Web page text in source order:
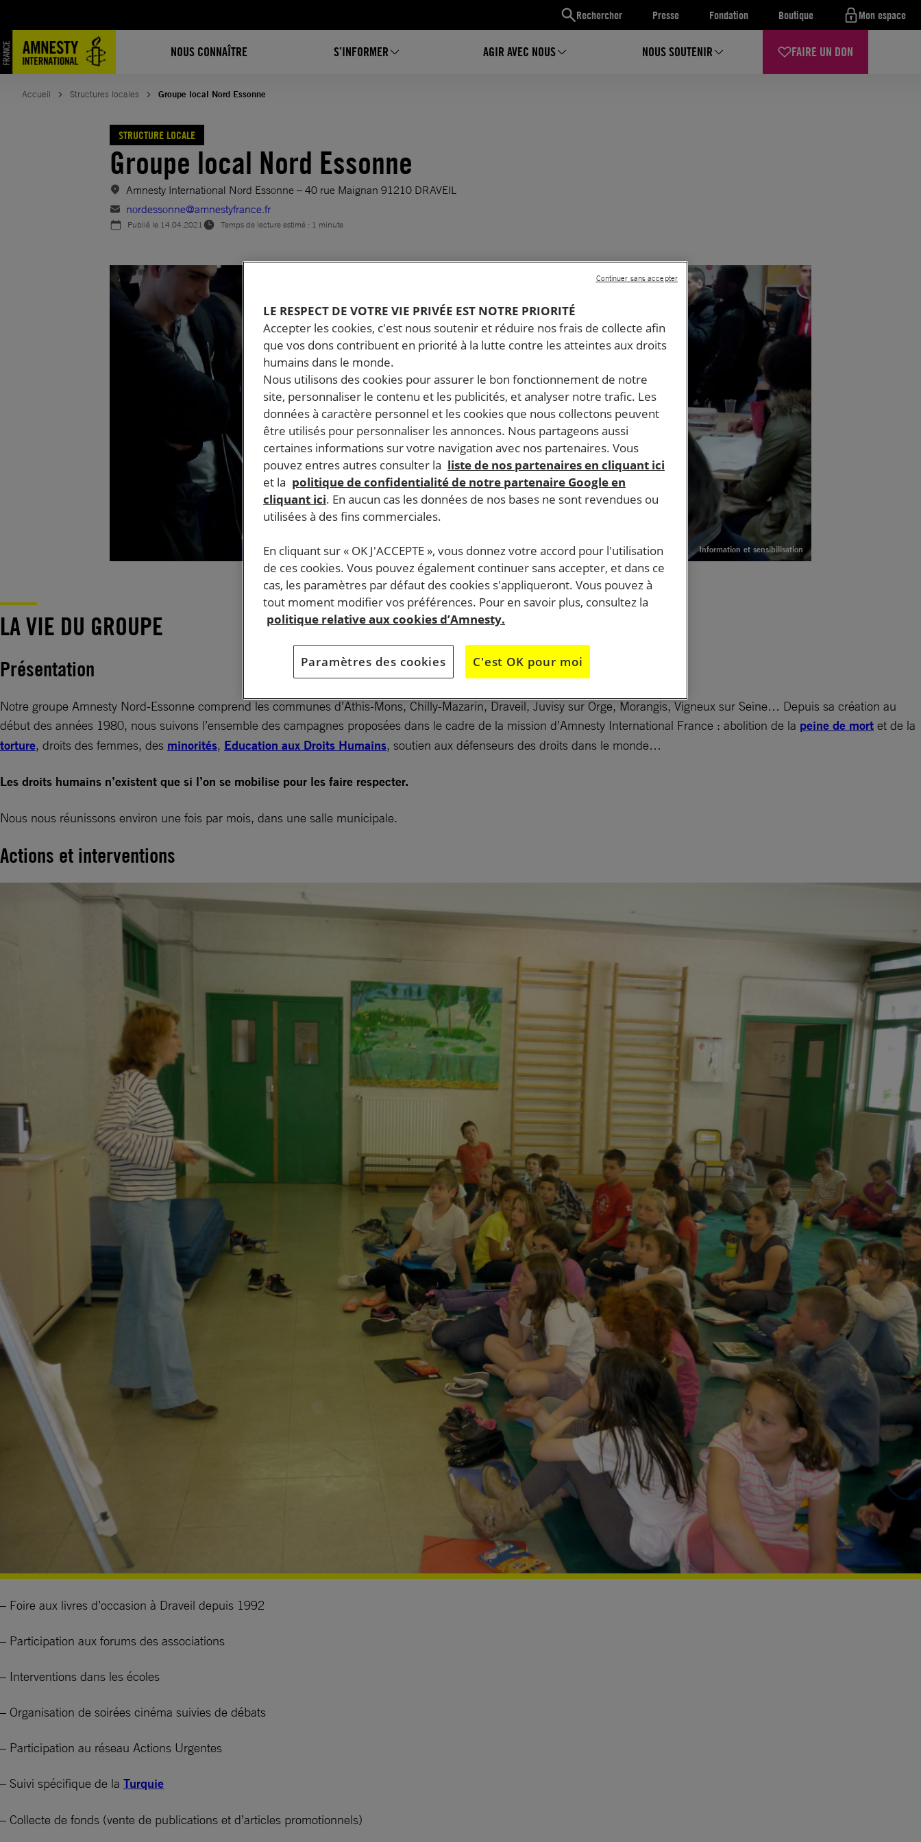
Rechercher Presse Fondation Boutique Mon espace
NOUS CONNAÎTRE S’INFORMER AGIR AVEC NOUS NOUS SOUTENIR FAIRE UN DON
contenu
Accueil Structures locales Groupe local Nord Essonne
STRUCTURE LOCALE
Groupe local Nord Essonne
Amnesty International Nord Essonne – 40 rue Maignan 91210 DRAVEIL
nordessonne@amnestyfrance.fr
Publié le 14.04.2021 Temps de lecture estimé : 1 minute
Information et sensibilisation
LA VIE DU GROUPE
Présentation
Notre groupe Amnesty Nord-Essonne comprend les communes d’Athis-Mons, Chilly-Mazarin, Draveil, Juvisy sur Orge, Morangis, Vigneux sur Seine… Depuis sa création au
début des années 1980, nous suivons l’ensemble des campagnes proposées dans le cadre de la mission d’Amnesty International France : abolition de la peine de mort et de la
torture, droits des femmes, des minorités, Education aux Droits Humains, soutien aux défenseurs des droits dans le monde…
Les droits humains n’existent que si l’on se mobilise pour les faire respecter.
Nous nous réunissons environ une fois par mois, dans une salle municipale.
Actions et interventions
– Foire aux livres d’occasion à Draveil depuis 1992
– Participation aux forums des associations
– Interventions dans les écoles
– Organisation de soirées cinéma suivies de débats
– Participation au réseau Actions Urgentes
– Suivi spécifique de la Turquie
– Collecte de fonds (vente de publications et d’articles promotionnels)
LE RESPECT DE VOTRE VIE PRIVÉE EST NOTRE PRIORITÉ
Accepter les cookies, c'est nous soutenir et réduire nos frais de collecte afin
que vos dons contribuent en priorité à la lutte contre les atteintes aux droits
humains dans le monde.
Nous utilisons des cookies pour assurer le bon fonctionnement de notre
site, personnaliser le contenu et les publicités, et analyser notre trafic. Les
données à caractère personnel et les cookies que nous collectons peuvent
être utilisés pour personnaliser les annonces. Nous partageons aussi
certaines informations sur votre navigation avec nos partenaires. Vous
pouvez entres autres consulter la liste de nos partenaires en cliquant ici
et la politique de confidentialité de notre partenaire Google en
cliquant ici. En aucun cas les données de nos bases ne sont revendues ou
utilisées à des fins commerciales.
En cliquant sur « OK J'ACCEPTE », vous donnez votre accord pour l'utilisation
de ces cookies. Vous pouvez également continuer sans accepter, et dans ce
cas, les paramètres par défaut des cookies s'appliqueront. Vous pouvez à
tout moment modifier vos préférences. Pour en savoir plus, consultez la
politique relative aux cookies d’Amnesty.
Paramètres des cookies C'est OK pour moi
Continuer sans accepter